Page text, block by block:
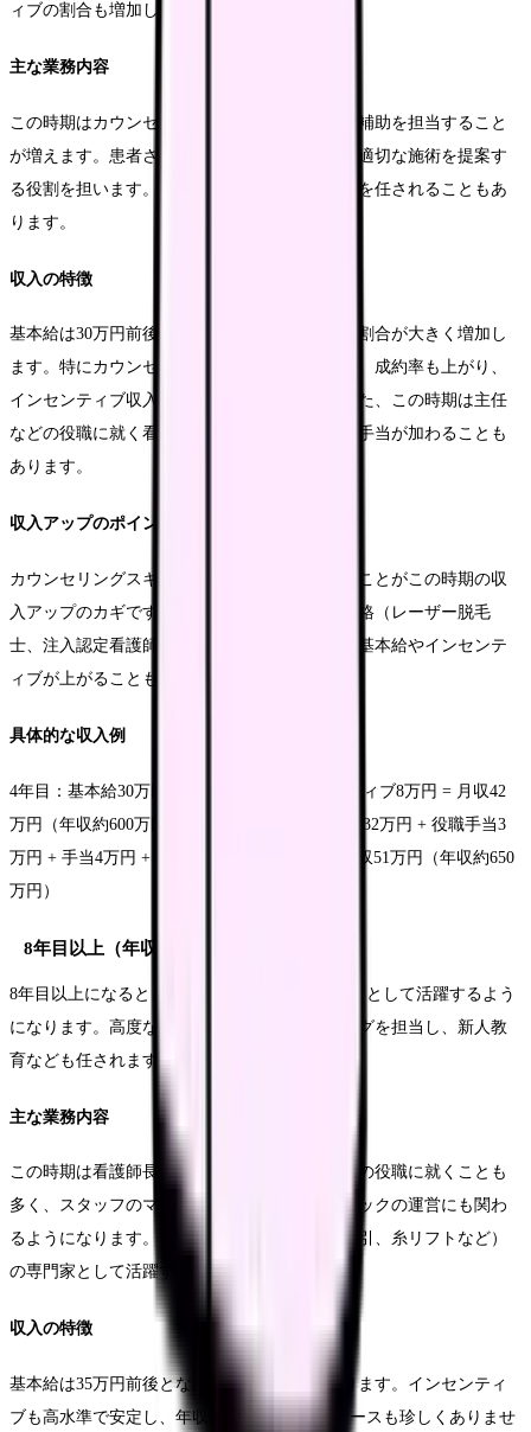
ィブの割合も増加します。
主な業務内容
この時期はカウンセリング業務や高度な施術の補助を担当すること
が増えます。患者さんの悩みをヒアリングし、適切な施術を提案す
る役割を担います。また、新人看護師の教育係を任されることもあ
ります。
収入の特徴
基本給は30万円前後となり、インセンティブの割合が大きく増加し
ます。特にカウンセリングスキルが向上すると、成約率も上がり、
インセンティブ収入が大幅にアップします。また、この時期は主任
などの役職に就く看護師も出てくるため、役職手当が加わることも
あります。
収入アップのポイント
カウンセリングスキルを磨き、成約率を上げることがこの時期の収
入アップのカギです。また、美容医療関連の資格（レーザー脱毛
士、注入認定看護師など）を取得することで、基本給やインセンテ
ィブが上がることもあります。
具体的な収入例
4年目：基本給30万円 + 手当4万円 + インセンティブ8万円 = 月収42
万円（年収約600万円） 7年目（主任）：基本給32万円 + 役職手当3
万円 + 手当4万円 + インセンティブ12万円 = 月収51万円（年収約650
万円）
8年目以上（年収650万円〜800万円以上）
8年目以上になると、クリニックの中核スタッフとして活躍するよう
になります。高度な施術の補助やカウンセリングを担当し、新人教
育なども任されます。
主な業務内容
この時期は看護師長やエリアマネージャーなどの役職に就くことも
多く、スタッフのマネジメントや教育、クリニックの運営にも関わ
るようになります。また、高度な施術（脂肪吸引、糸リフトなど）
の専門家として活躍することもあります。
収入の特徴
基本給は35万円前後となり、役職手当も加わります。インセンティ
ブも高水準で安定し、年収800万円を超えるケースも珍しくありませ